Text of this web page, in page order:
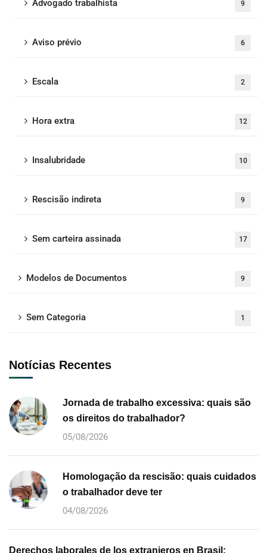
Advogado trabalhista 9
Aviso prévio 6
Escala 2
Hora extra 12
Insalubridade 10
Rescisão indireta 9
Sem carteira assinada 17
Modelos de Documentos 9
Sem Categoria 1
Notícias Recentes
Jornada de trabalho excessiva: quais são
os direitos do trabalhador?
05/08/2026
Homologação da rescisão: quais cuidados
o trabalhador deve ter
04/08/2026
Derechos laborales de los extranjeros en Brasil: